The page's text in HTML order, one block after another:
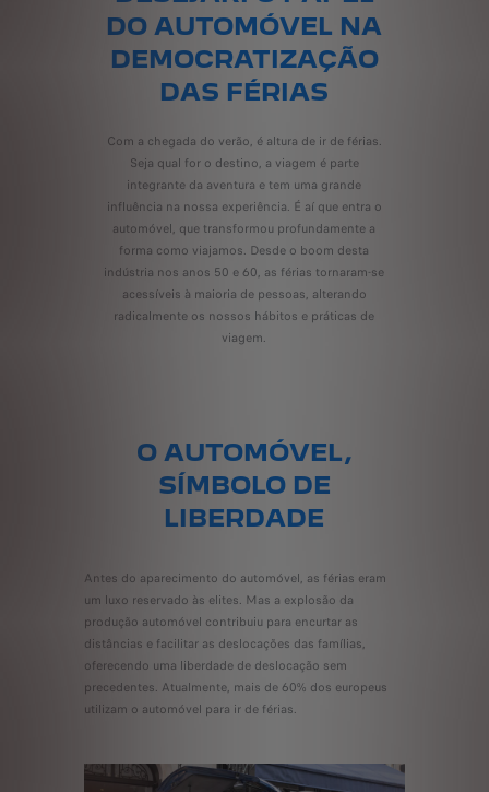
DO AUTOMÓVEL NA
DEMOCRATIZAÇÃO
DAS FÉRIAS
Com a chegada do verão, é altura de ir de férias.
Seja qual for o destino, a viagem é parte
integrante da aventura e tem uma grande
influência na nossa experiência. É aí que entra o
automóvel, que transformou profundamente a
forma como viajamos. Desde o boom desta
indústria nos anos 50 e 60, as férias tornaram-se
acessíveis à maioria de pessoas, alterando
radicalmente os nossos hábitos e práticas de
viagem.
O AUTOMÓVEL,
SÍMBOLO DE
LIBERDADE
Antes do aparecimento do automóvel, as férias eram
um luxo reservado às elites. Mas a explosão da
produção automóvel contribuiu para encurtar as
distâncias e facilitar as deslocações das famílias,
oferecendo uma liberdade de deslocação sem
precedentes. Atualmente, mais de 60% dos europeus
utilizam o automóvel para ir de férias.